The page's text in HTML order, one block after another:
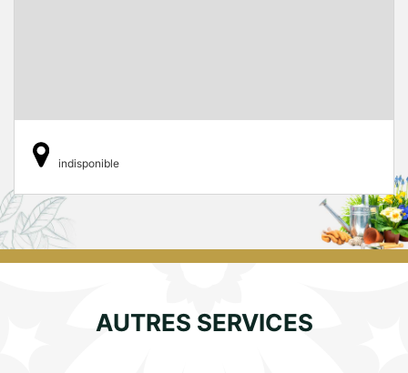
indisponible
AUTRES SERVICES